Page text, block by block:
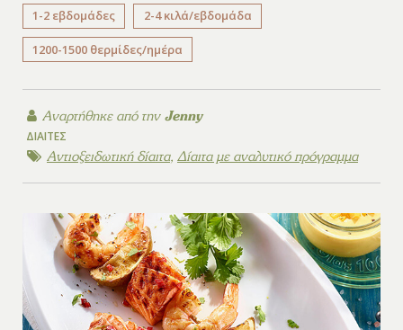
1-2 εβδομάδες 2-4 κιλά/εβδομάδα
1200-1500 θερμίδες/ημέρα
Αναρτήθηκε από τηνJenny
ΔΊΑΙΤΕΣ
Αντιοξειδωτική δίαιτα, Δίαιτα με αναλυτικό πρόγραμμα